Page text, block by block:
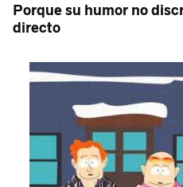
Porque su humor no
directo